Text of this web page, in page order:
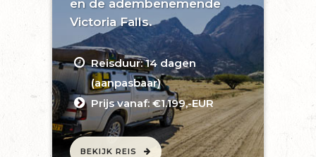
en de adembenemende
Victoria Falls.
Reisduur: 14 dagen
(aanpasbaar)
Prijs vanaf: €1.199,-EUR
BEKIJK REIS